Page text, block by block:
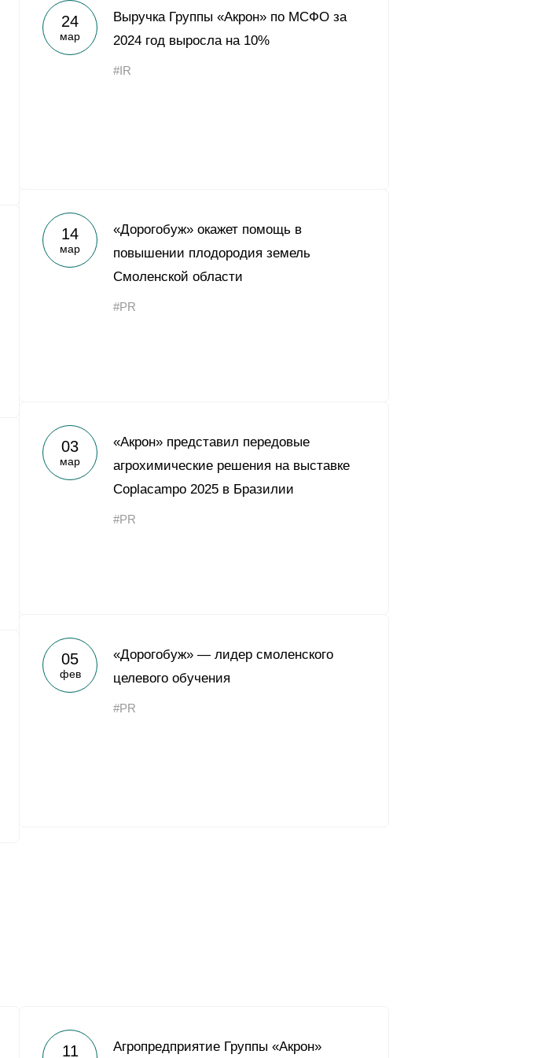
Yong Sheng Feng
Acron Argentina S.R.L
Acron Brasil Ltda.
24
мар
Выручка Группы «Акрон» по МСФО за
2024 год выросла на 10%
#IR
14
мар
«Дорогобуж» окажет помощь в
повышении плодородия земель
Смоленской области
#PR
03
мар
«Акрон» представил передовые
агрохимические решения на выставке
Coplacampo 2025 в Бразилии
#PR
05
фев
«Дорогобуж» — лидер смоленского
целевого обучения
#PR
11 Агропредприятие Группы «Акрон»